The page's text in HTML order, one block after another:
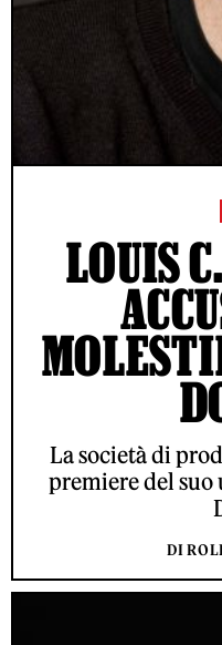
LOUIS
La società di
premiere del
DI